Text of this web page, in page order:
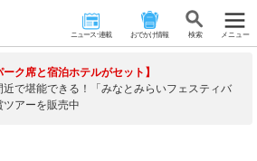
ニュース･連載 おでかけ情報 検 索 メニュー
ーク席と宿泊ホテルがセット】
近で堪能できる！「みなとみらいフェスティバ
ツアーを販売中